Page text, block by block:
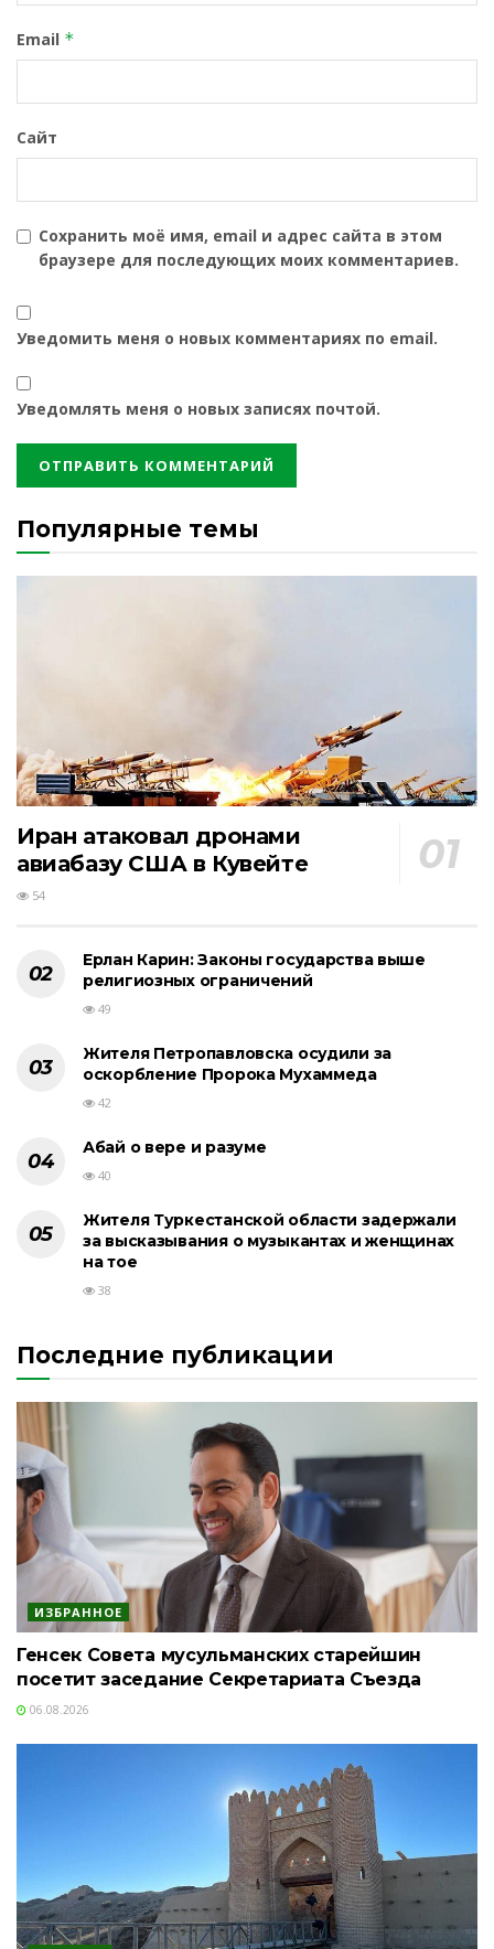
Email *
Сайт
Сохранить моё имя, email и адрес сайта в этом
браузере для последующих моих комментариев.
Уведомить меня о новых комментариях по email.
Уведомлять меня о новых записях почтой.
Популярные темы
Иран атаковал дронами
авиабазу США в Кувейте
54
Ерлан Карин: Законы государства выше
религиозных ограничений
49
Жителя Петропавловска осудили за
оскорбление Пророка Мухаммеда
42
Абай о вере и разуме
40
Жителя Туркестанской области задержали
за высказывания о музыкантах и женщинах
на тое
38
Последние публикации
ИЗБРАННОЕ
Генсек Совета мусульманских старейшин
посетит заседание Секретариата Съезда
06.08.2026